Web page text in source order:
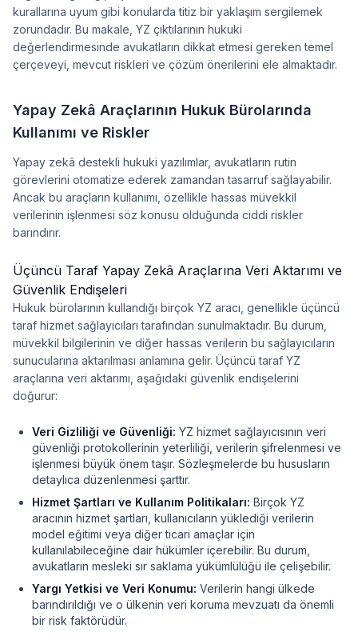
kurallarına uyum gibi konularda titiz bir yaklaşım sergilemek
zorundadır. Bu makale, YZ çıktılarının hukuki
değerlendirmesinde avukatların dikkat etmesi gereken temel
çerçeveyi, mevcut riskleri ve çözüm önerilerini ele almaktadır.
Yapay Zekâ Araçlarının Hukuk Bürolarında
Kullanımı ve Riskler
Yapay zekâ destekli hukuki yazılımlar, avukatların rutin
görevlerini otomatize ederek zamandan tasarruf sağlayabilir.
Ancak bu araçların kullanımı, özellikle hassas müvekkil
verilerinin işlenmesi söz konusu olduğunda ciddi riskler
barındırır.
Üçüncü Taraf Yapay Zekâ Araçlarına Veri Aktarımı ve
Güvenlik Endişeleri
Hukuk bürolarının kullandığı birçok YZ aracı, genellikle üçüncü
taraf hizmet sağlayıcıları tarafından sunulmaktadır. Bu durum,
müvekkil bilgilerinin ve diğer hassas verilerin bu sağlayıcıların
sunucularına aktarılması anlamına gelir. Üçüncü taraf YZ
araçlarına veri aktarımı, aşağıdaki güvenlik endişelerini
doğurur:
Veri Gizliliği ve Güvenliği: YZ hizmet sağlayıcısının veri
güvenliği protokollerinin yeterliliği, verilerin şifrelenmesi ve
işlenmesi büyük önem taşır. Sözleşmelerde bu hususların
detaylıca düzenlenmesi şarttır.
Hizmet Şartları ve Kullanım Politikaları: Birçok YZ
aracının hizmet şartları, kullanıcıların yüklediği verilerin
model eğitimi veya diğer ticari amaçlar için
kullanılabileceğine dair hükümler içerebilir. Bu durum,
avukatların mesleki sır saklama yükümlülüğü ile çelişebilir.
Yargı Yetkisi ve Veri Konumu: Verilerin hangi ülkede
barındırıldığı ve o ülkenin veri koruma mevzuatı da önemli
bir risk faktörüdür.